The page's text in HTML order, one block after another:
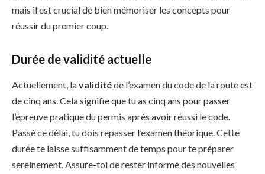
mais il est crucial de bien mémoriser les concepts pour
réussir du premier coup.
Durée de validité actuelle
Actuellement, lavaliditéde l’examen du code de la route est
de cinq ans. Cela signifie que tu as cinq ans pour passer
l’épreuve pratique du permis après avoir réussi le code.
Passé ce délai, tu dois repasser l’examen théorique. Cette
durée te laisse suffisamment de temps pour te préparer
sereinement. Assure-toi de rester informé des nouvelles